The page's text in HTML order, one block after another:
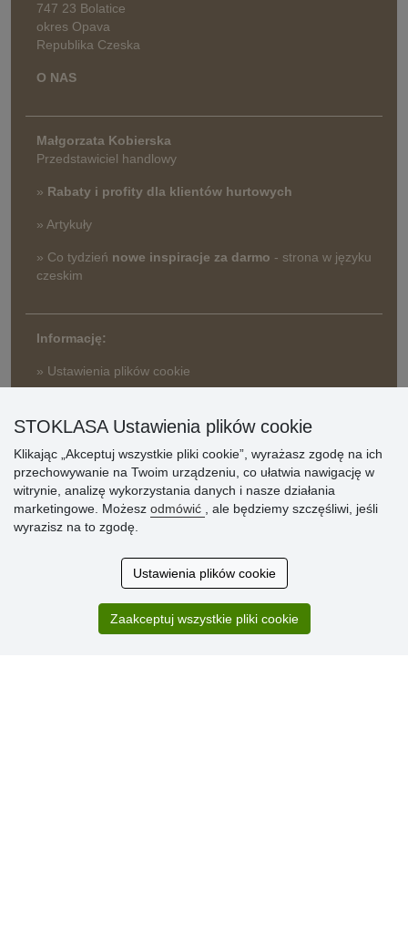
747 23 Bolatice
okres Opava
Republika Czeska
O NAS
Małgorzata Kobierska
Przedstawiciel handlowy
» Rabaty i profity dla klientów hurtowych
» Artykuły
» Co tydzień nowe inspiracje za darmo - strona w języku
czeskim
Informację:
» Ustawienia plików cookie
» Zasady przetwarzania danych osobowych
» Sposób dostawy i płatności
» Reklamacje
» Dlaczego należy się zarejestrować?
» Najczęściej zadawane pytania
klientów
STOKLASA Ustawienia plików cookie
Klikając „Akceptuj wszystkie pliki cookie”, wyrażasz zgodę na ich
przechowywanie na Twoim urządzeniu, co ułatwia nawigację w
witrynie, analizę wykorzystania danych i nasze działania
marketingowe. Możesz odmówić
, ale będziemy szczęśliwi, jeśli
wyrazisz na to zgodę.
Ustawienia plików cookie
Zaakceptuj wszystkie pliki cookie